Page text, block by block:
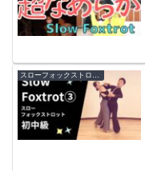
スローフォックストロット